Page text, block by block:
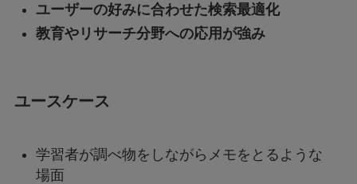
ユーザーの好みに合わせた検索最適化
教育やリサーチ分野への応用が強み
ユースケース
学習者が調べ物をしながらメモをとるような
場面